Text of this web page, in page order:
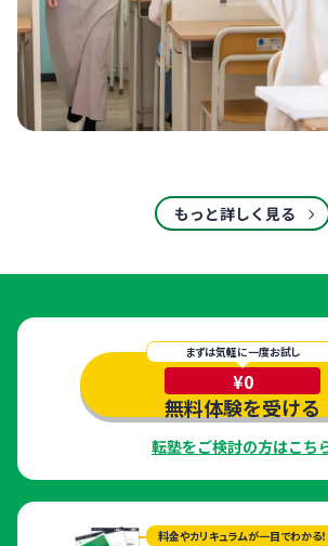
もっと詳しく見る
まずは気軽に一度お試し
¥0
無料体験を受ける
転塾をご検討の方はこち
料金やカリキュラムが一目でわかる！